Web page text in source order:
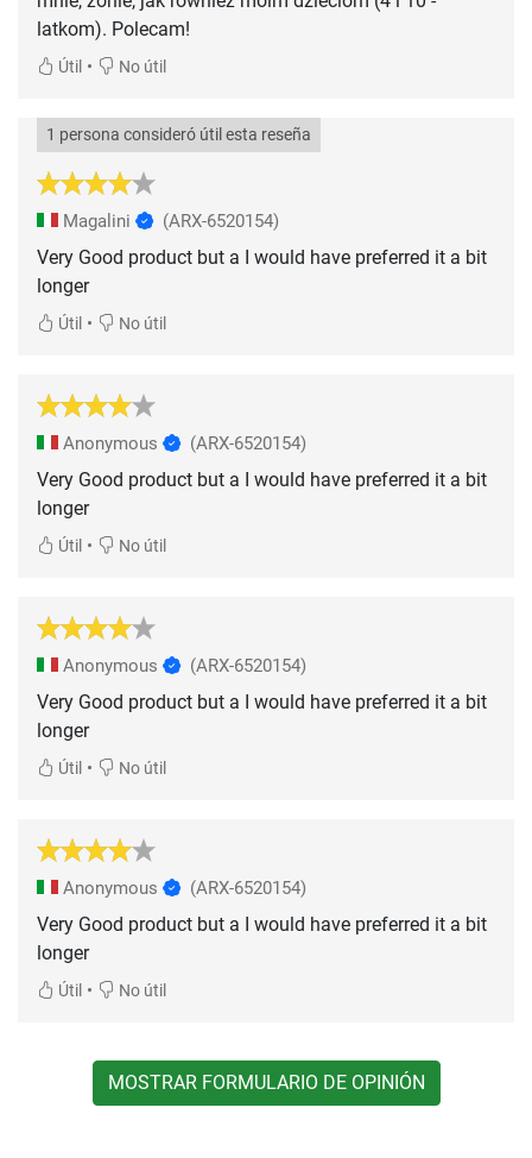
latkom). Polecam!
Útil • No útil
1 persona consideró útil esta reseña
Magalini (ARX-6520154)
Very Good product but a I would have preferred it a bit
longer
Útil • No útil
Anonymous (ARX-6520154)
Very Good product but a I would have preferred it a bit
longer
Útil • No útil
Anonymous (ARX-6520154)
Very Good product but a I would have preferred it a bit
longer
Útil • No útil
Anonymous (ARX-6520154)
Very Good product but a I would have preferred it a bit
longer
Útil • No útil
MOSTRAR FORMULARIO DE OPINIÓN